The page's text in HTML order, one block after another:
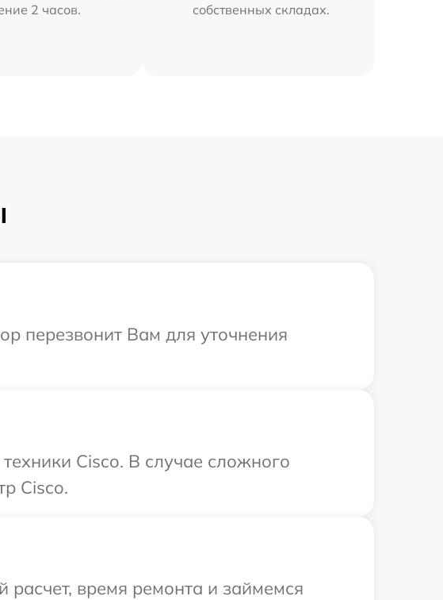
2 часов.
собственных складах.
перезвонит Вам для уточнения
Cisco. В случае сложного
Cisco.
время ремонта и займемся